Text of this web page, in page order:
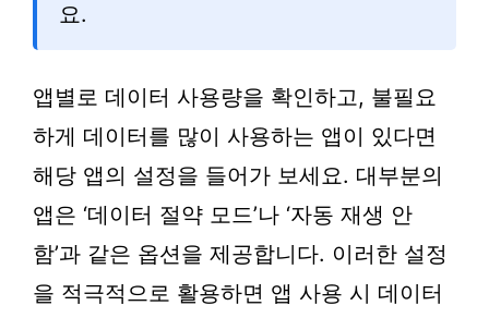
요.
앱별로 데이터 사용량을 확인하고, 불필요
하게 데이터를 많이 사용하는 앱이 있다면
해당 앱의 설정을 들어가 보세요. 대부분의
앱은 ‘데이터 절약 모드’나 ‘자동 재생 안
함’과 같은 옵션을 제공합니다. 이러한 설정
을 적극적으로 활용하면 앱 사용 시 데이터